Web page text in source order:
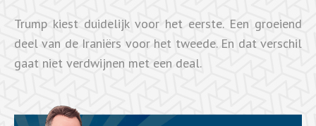
Trump kiest duidelijk voor het eerste. Een groeiend
deel van de Iraniërs voor het tweede. En dat verschil
gaat niet verdwijnen met een deal.